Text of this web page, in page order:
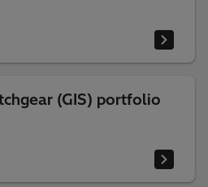
(GIS) portfolio